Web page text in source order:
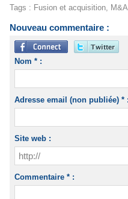
Tags : Fusion et acquisition, M&A
Nouveau commentaire :
Nom * :
Adresse email (non publiée) * :
Site web :
Commentaire * :